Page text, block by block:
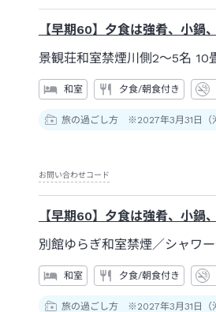
【早期60】夕食は強肴、小鍋
景観荘和室禁煙川側2～5名 10
和室 夕食/朝食付き
旅の過ごし方 ※2027年3月31日（
お問い合わせコード
【早期60】夕食は強肴、小鍋
別館ゆらぎ和室禁煙／シャワ
和室 夕食/朝食付き
旅の過ごし方 ※2027年3月31日（